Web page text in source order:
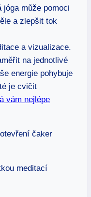
jóga může pomoci
a zlepšit tok
a vizualizace.
na jednotlivé
energie pohybuje
je cvičit
vám nejlépe
čaker
meditací